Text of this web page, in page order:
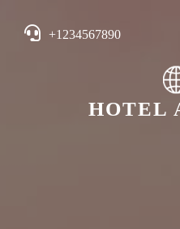
+1234567890
HOTEL